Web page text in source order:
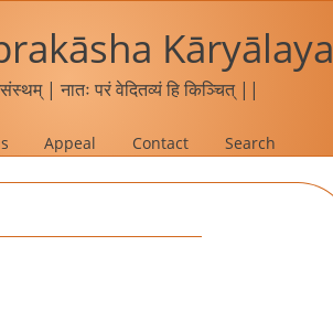
Kāryālaya
| नातः परं वेदितव्यं हि किञ्चित् ||
Appeal Contact Search